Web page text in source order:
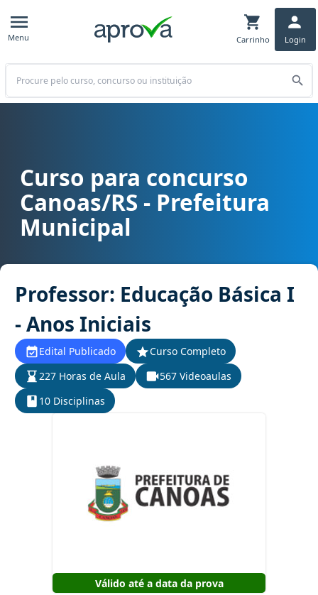
Menu Carrinho Login
Buscar
Curso para concurso Canoas/RS - Prefeitura Municipal cargo
Curso para concurso
Canoas/RS - Prefeitura
Municipal
Professor: Educação Básica I
- Anos Iniciais
Edital Publicado
Curso Completo
227 Horas de Aula
567 Videoaulas
10 Disciplinas
Válido até a data da prova